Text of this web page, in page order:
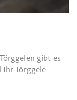
gibt es
Ihr Törggele-